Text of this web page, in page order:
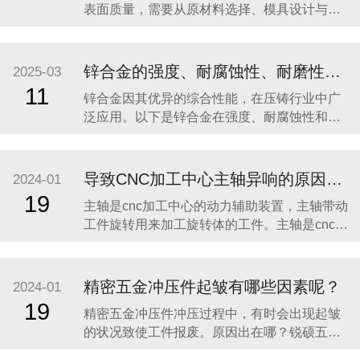
表面质量，需要从原材料选择、模具设计与制
一、原材料选择 选择高质量的锌合金原材料：
锌合金的成分对压铸件的性能和质量有直接影
响。应选用纯度高、杂质含量低的锌合金原
料，通
2025-03
11
锌合金的强度、耐腐蚀性、耐磨性如何？
锌合金因其优异的综合性能，在压铸行业中广
泛应用。以下是锌合金在强度、耐腐蚀性和耐
的锌合金强度有所差异： Zamak 系列：
Zamak 2 和 Zamak 5 的强度较高，抗拉强度通
常在 3
2024-01
19
导致CNC加工中心主轴异响的原因有哪些
主轴是cnc加工中心的动力辅助装置，主轴带动
工件旋转用来加工旋转体的工件。主轴是cnc加
员和维修人员必须掌握的基本知识。 在操作cnc
加工中心时，主轴难免会出现一些故障，具体
是什么原因导致的呢？ 不同种
2024-01
19
精密五金冲压件起皱有哪些因素呢？
精密五金冲压件冲压过程中，有时会出现起皱
的状况致使工件报废。原因出在哪？锐硕五金